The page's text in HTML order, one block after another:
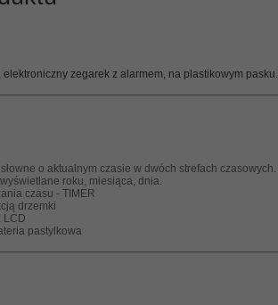
zegarek z alarmem, na plastikowym pasku.
o aktualnym czasie w dwóch strefach czasowych.
roku, miesiąca, dnia.
czasu - TIMER
drzemki
LCD
pastylkowa